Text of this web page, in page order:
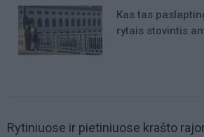
Kas tas
rytais stovintis
Rytiniuose ir pietiniuose krašto